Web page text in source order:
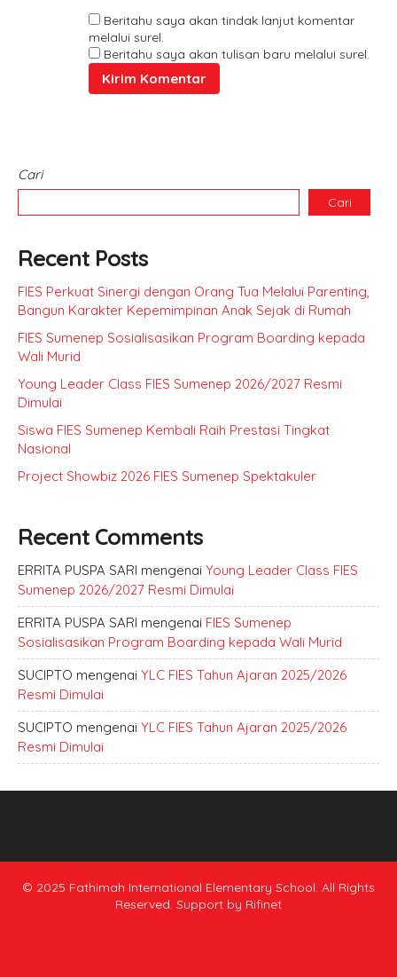
Beritahu saya akan tindak lanjut komentar
melalui surel.
Beritahu saya akan tulisan baru melalui surel.
Cari
Cari
Recent Posts
FIES Perkuat Sinergi dengan Orang Tua Melalui Parenting,
Bangun Karakter Kepemimpinan Anak Sejak di Rumah
FIES Sumenep Sosialisasikan Program Boarding kepada
Wali Murid
Young Leader Class FIES Sumenep 2026/2027 Resmi
Dimulai
Siswa FIES Sumenep Kembali Raih Prestasi Tingkat
Nasional
Project Showbiz 2026 FIES Sumenep Spektakuler
Recent Comments
ERRITA PUSPA SARI mengenai Young Leader Class FIES
Sumenep 2026/2027 Resmi Dimulai
ERRITA PUSPA SARI mengenai FIES Sumenep
Sosialisasikan Program Boarding kepada Wali Murid
SUCIPTO mengenai YLC FIES Tahun Ajaran 2025/2026
Resmi Dimulai
SUCIPTO mengenai YLC FIES Tahun Ajaran 2025/2026
Resmi Dimulai
© 2025 Fathimah International Elementary School. All Rights
Reserved. Support by Rifinet